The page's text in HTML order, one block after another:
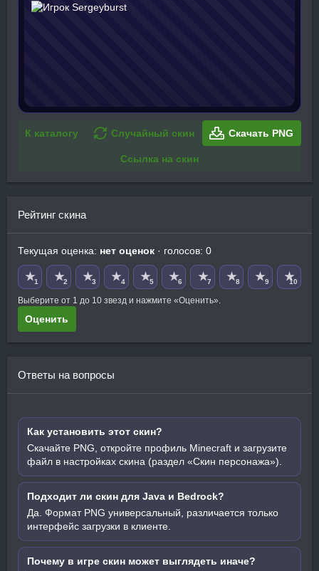
К каталогу Случайный скин Скачать PNG
Ссылка на скин
Рейтинг скина
Текущая оценка: нет оценок · голосов: 0
★1 ★2 ★3 ★4 ★5 ★6 ★7 ★8 ★9 ★10
Выберите от 1 до 10 звезд и нажмите «Оценить».
Оценить
Ответы на вопросы
Как установить этот скин?
Скачайте PNG, откройте профиль Minecraft и загрузите
файл в настройках скина (раздел «Скин персонажа»).
Подходит ли скин для Java и Bedrock?
Да. Формат PNG универсальный, различается только
интерфейс загрузки в клиенте.
Почему в игре скин может выглядеть иначе?